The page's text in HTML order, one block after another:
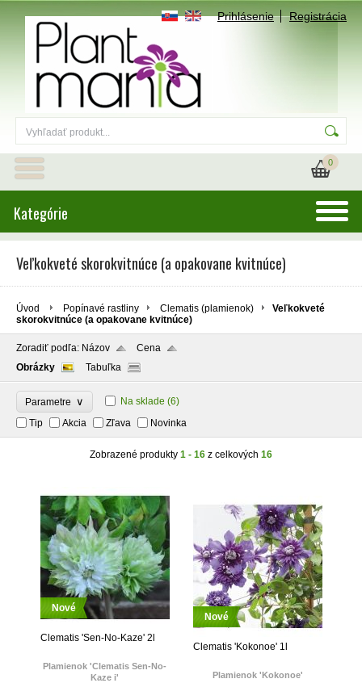
Prihlásenie Registrácia
0
Kategórie
Veľkokveté skorokvitnúce (a opakovane kvitnúce)
Úvod Popínavé rastliny Clematis (plamienok)
Veľkokveté
skorokvitnúce (a opakovane kvitnúce)
Zoradiť podľa: Názov
Cena
Obrázky
Tabuľka
Parametre ∨ Na sklade (6)
Tip
Akcia Zľava Novinka
Zobrazené produkty 1 - 16 z celkových 16
Nové
Clematis 'Sen-No-Kaze' 2l
Plamienok 'Clematis Sen-No-
Kaze i'
Nové
Clematis 'Kokonoe' 1l
Plamienok 'Kokonoe'